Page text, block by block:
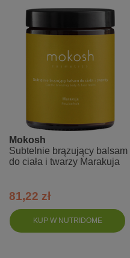
KUP W NUTRIDOME
Mokosh
Subtelnie brązujący balsam
do ciała i twarzy Marakuja
81,22 zł